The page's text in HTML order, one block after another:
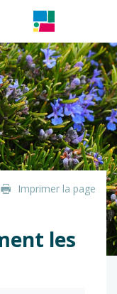
Imprimer la page
les